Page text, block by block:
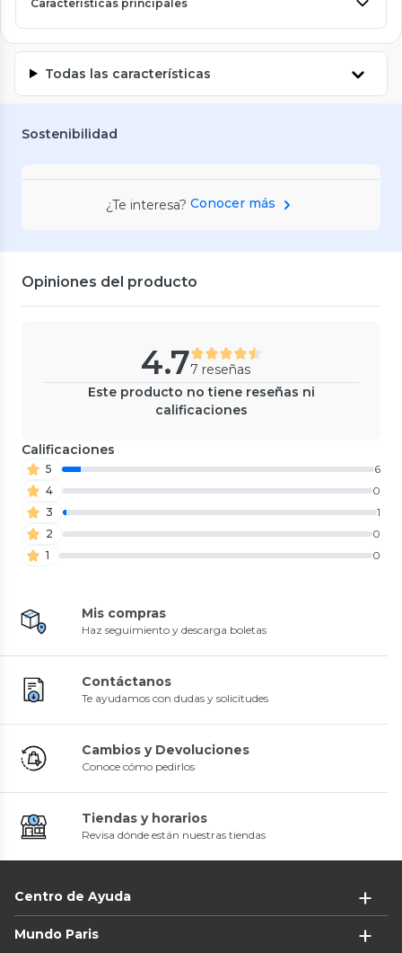
Características principales
Todas las características
Sostenibilidad
¿Te interesa? Conocer más
Opiniones del producto
4.77 reseñas
Este producto no tiene reseñas ni
calificaciones
Calificaciones
5
6
4
0
3
1
2
0
1
0
Mis compras
Haz seguimiento y descarga boletas
Contáctanos
Te ayudamos con dudas y solicitudes
Cambios y Devoluciones
Conoce cómo pedirlos
Tiendas y horarios
Revisa dónde están nuestras tiendas
Centro de Ayuda
Mundo Paris